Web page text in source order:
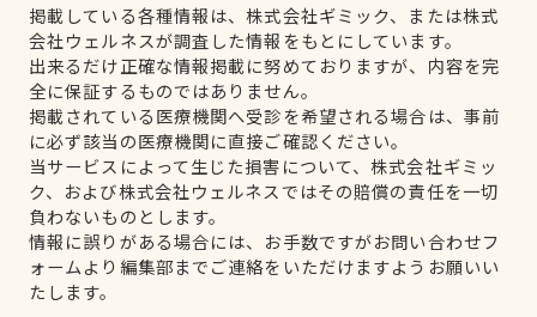
掲載している各種情報は、株式会社ギミック、または株式
会社ウェルネスが調査した情報をもとにしています。
出来るだけ正確な情報掲載に努めておりますが、内容を完
全に保証するものではありません。
掲載されている医療機関へ受診を希望される場合は、事前
に必ず該当の医療機関に直接ご確認ください。
当サービスによって生じた損害について、株式会社ギミッ
ク、および株式会社ウェルネスではその賠償の責任を一切
負わないものとします。
情報に誤りがある場合には、お手数ですがお問い合わせフ
ォームより編集部までご連絡をいただけますようお願いい
たします。